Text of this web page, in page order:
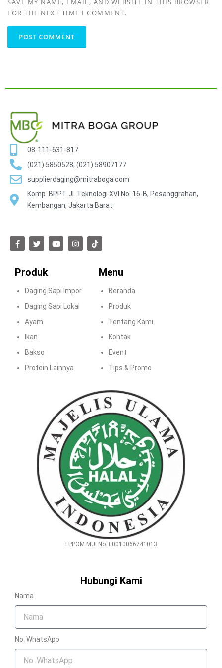
SAVE MY NAME, EMAIL, AND WEBSITE IN THIS BROWSER
FOR THE NEXT TIME I COMMENT.
08-111-631-817
(021) 5850528, (021) 58907177
supplierdaging@mitraboga.com
Komp. BPPT Jl. Teknologi XVI No. 16-B, Pesanggrahan,
Kembangan, Jakarta Barat
Produk
Daging Sapi Impor
Daging Sapi Lokal
Ayam
Ikan
Bakso
Protein Lainnya
Menu
Beranda
Produk
Tentang Kami
Kontak
Event
Tips & Promo
LPPOM MUI No. 00010066741013
Hubungi Kami
Nama
No. WhatsApp